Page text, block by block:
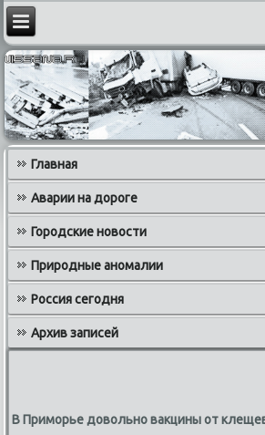
Главная
Аварии на дороге
Городские новости
Природные аномалии
Россия сегодня
Архив записей
В Приморье довольно вакцины от